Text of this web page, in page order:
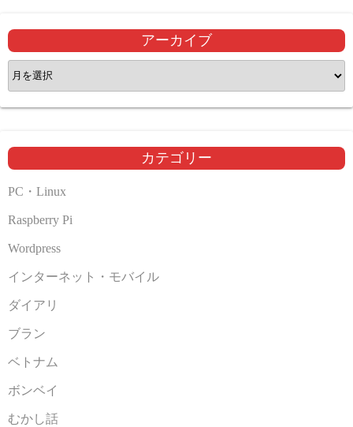
アーカイブ
ア
ー
カ
ブ
カテゴリー
PC・Linux
Raspberry Pi
Wordpress
インターネット・モバイル
ダイアリ
ブラン
ベトナム
ボンベイ
むかし話